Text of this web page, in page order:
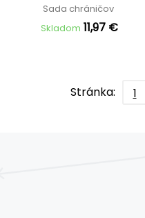
Sada chráničov
Skladom 11,97 €
Stránka: 1